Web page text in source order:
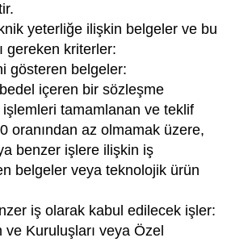
yeterliğe ilişkin belgeler ve bu
gereken kriterler:
gösteren belgeler:
içeren bir sözleşme
işlemleri tamamlanan ve teklif
oranından az olmamak üzere,
benzer işlere ilişkin iş
belgeler veya teknolojik ürün
iş olarak kabul edilecek işler:
Kuruluşları veya Özel